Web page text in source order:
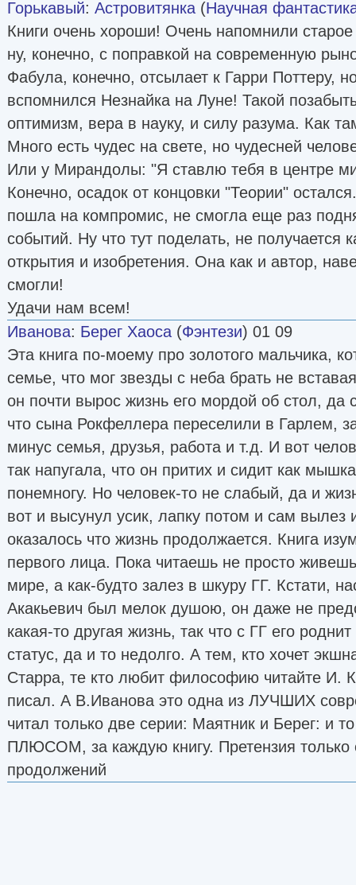
Горькавый: Астровитянка (Научная
Книги очень хороши! Очень напомнили
ну, конечно, с поправкой на современную
Фабула, конечно, отсылает к Гарри Поттеру,
вспомнился Незнайка на Луне! Такой
оптимизм, вера в науку, и силу разума. Как
Много есть чудес на свете, но чудесней
Или у Мирандолы: "Я ставлю тебя в центре
Конечно, осадок от концовки "Теории"
пошла на компромис, не смогла еще раз
событий. Ну что тут поделать, не получается
открытия и изобретения. Она как и автор,
смогли!
Удачи нам всем!
Иванова: Берег Хаоса (Фэнтези) 01 09
Эта книга по-моему про золотого мальчика,
семье, что мог звезды с неба брать не
он почти вырос жизнь его мордой об стол, да
что сына Рокфеллера переселили в Гарлем,
минус семья, друзья, работа и т.д. И вот
так напугала, что он притих и сидит как
понемногу. Но человек-то не слабый, да и
вот и высунул усик, лапку потом и сам вылез
оказалось что жизнь продолжается. Книга
первого лица. Пока читаешь не просто
мире, а как-будто залез в шкуру ГГ. Кстати,
Акакьевич был мелок душою, он даже не
какая-то другая жизнь, так что с ГГ его
статус, да и то недолго. А тем, кто хочет
Старра, те кто любит философию читайте И.
писал. А В.Иванова это одна из ЛУЧШИХ
читал только две серии: Маятник и Берег: и
ПЛЮСОМ, за каждую книгу. Претензия только
продолжений